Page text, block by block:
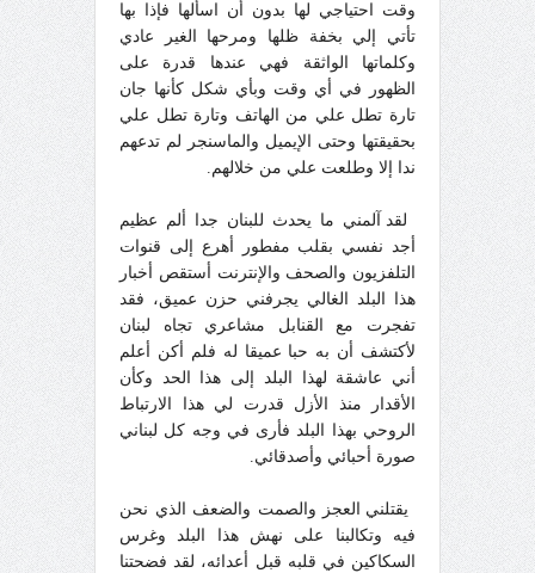
وقت احتياجي لها بدون أن اسألها فإذا بها
تأتي إلي بخفة ظلها ومرحها الغير عادي
وكلماتها الواثقة فهي عندها قدرة على
الظهور في أي وقت وبأي شكل كأنها جان
تارة تطل علي من الهاتف وتارة تطل علي
بحقيقتها وحتى الإيميل والماسنجر لم تدعهم
ندا إلا وطلعت علي من خلالهم.
لقد آلمني ما يحدث للبنان جدا ألم عظيم
أجد نفسي بقلب مفطور أهرع إلى قنوات
التلفزيون والصحف والإنترنت أستقص أخبار
هذا البلد الغالي يجرفني حزن عميق، فقد
تفجرت مع القنابل مشاعري تجاه لبنان
لأكتشف أن به حبا عميقا له فلم أكن أعلم
أني عاشقة لهذا البلد إلى هذا الحد وكأن
الأقدار منذ الأزل قدرت لي هذا الارتباط
الروحي بهذا البلد فأرى في وجه كل لبناني
صورة أحبائي وأصدقائي.
يقتلني العجز والصمت والضعف الذي نحن
فيه وتكالبنا على نهش هذا البلد وغرس
السكاكين في قلبه قبل أعدائه، لقد فضحتنا